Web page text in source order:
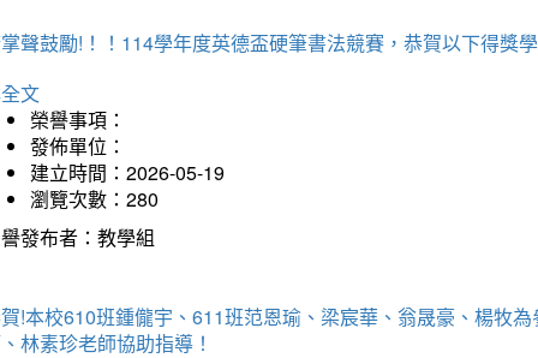
聲鼓勵!！！114學年度英德盃硬筆書法競賽，恭賀以下得獎
文
榮譽事項：
發佈單位：
建立時間：2026-05-19
瀏覽次數：280
發布者：教學組
!本校610班鍾儱宇、611班范恩瑜、梁宸華、翁晟豪、楊牧
林素珍老師協助指導！